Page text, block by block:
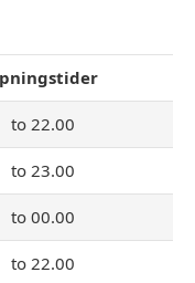
to 22.00
to 23.00
to 00.00
to 22.00